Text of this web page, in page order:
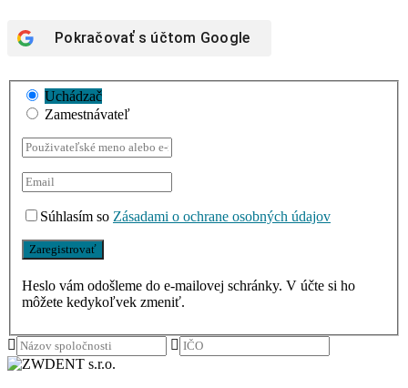
Pokračovať s účtom Google
Uchádzač
Zamestnávateľ
Súhlasím so Zásadami o ochrane osobných údajov
Heslo vám odošleme do e-mailovej schránky. V účte si ho
môžete kedykoľvek zmeniť.